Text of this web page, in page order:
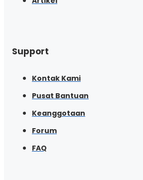
Support
Kontak Kami
Pusat Bantuan
Keanggotaan
Forum
FAQ